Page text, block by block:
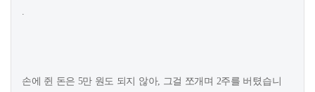
.
손에 쥔 돈은 5만 원도 되지 않아, 그걸 쪼개며 2주를 버텼습니